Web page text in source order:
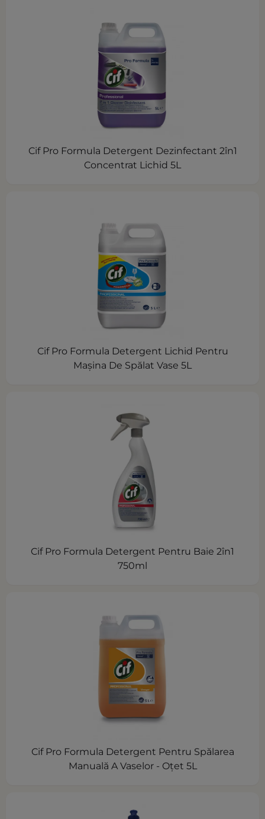
Cif Pro Formula Detergent Dezinfectant 2în1
Concentrat Lichid 5L
Cif Pro Formula Detergent Lichid Pentru
Mașina De Spălat Vase 5L
Cif Pro Formula Detergent Pentru Baie 2în1
750ml
Cif Pro Formula Detergent Pentru Spălarea
Manuală A Vaselor - Oțet 5L